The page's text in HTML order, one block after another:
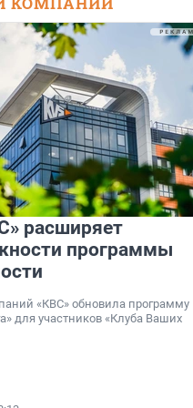
расширяет
программы
«КВС» обновила программу
для участников «Клуба Ваших